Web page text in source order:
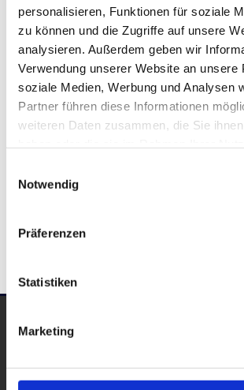
personalisieren, Funktionen für soziale
zu können und die Zugriffe auf unsere
analysieren. Außerdem geben wir
Verwendung unserer Website an unsere
soziale Medien, Werbung und Analysen
Partner führen diese Informationen
weiteren Daten zusammen, die Sie
Notwendig
Präferenzen
Statistiken
Marketing
Downloads
Vollmacht
Prozesskostenhilfeantrag
Beratungshilfeantrag
Mandatsaufnahmebogen
Dr. Lühring, Köhler, Böhmer
Süderwall 4